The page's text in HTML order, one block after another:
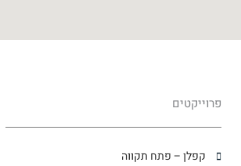
פרוייקטים
קפלן – פתח תקווה